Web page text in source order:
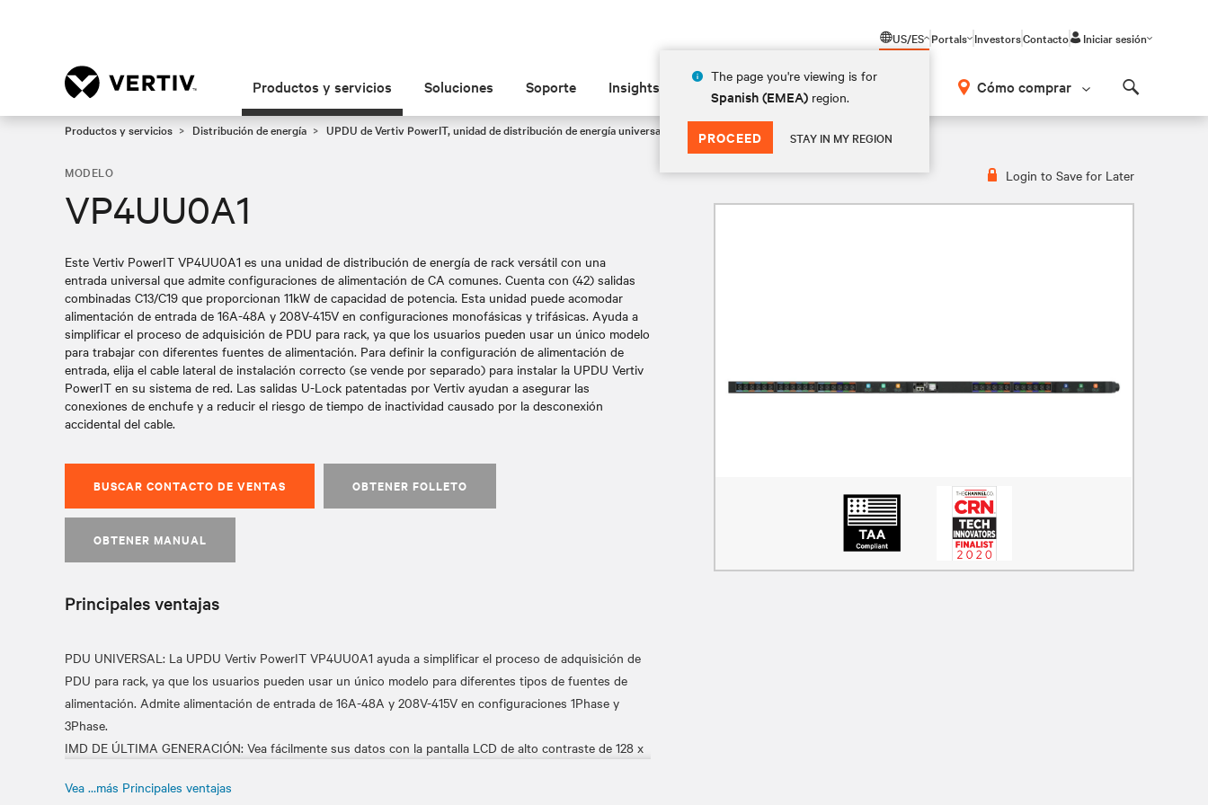
US/ES
The page you're viewing is for
Spanish (EMEA) region.
PROCEED STAY IN MY REGION
Portals InvestorsContacto Iniciar sesión
Productos y servicios Soluciones Soporte Insights Acerca de las Cómo comprar
Productos y servicios Distribución de energía UPDU de Vertiv PowerIT, unidad de distribución de energía universal
Login to Save for Later
MODELO
VP4UU0A1
Este Vertiv PowerIT VP4UU0A1 es una unidad de distribución de energía de rack versátil con una
entrada universal que admite configuraciones de alimentación de CA comunes. Cuenta con (42) salidas
combinadas C13/C19 que proporcionan 11kW de capacidad de potencia. Esta unidad puede acomodar
alimentación de entrada de 16A-48A y 208V-415V en configuraciones monofásicas y trifásicas. Ayuda a
simplificar el proceso de adquisición de PDU para rack, ya que los usuarios pueden usar un único modelo
para trabajar con diferentes fuentes de alimentación. Para definir la configuración de alimentación de
entrada, elija el cable lateral de instalación correcto (se vende por separado) para instalar la UPDU Vertiv
PowerIT en su sistema de red. Las salidas U-Lock patentadas por Vertiv ayudan a asegurar las
conexiones de enchufe y a reducir el riesgo de tiempo de inactividad causado por la desconexión
accidental del cable.
BUSCAR CONTACTO DE VENTAS OBTENER FOLLETO
OBTENER MANUAL
Principales ventajas
PDU UNIVERSAL: La UPDU Vertiv PowerIT VP4UU0A1 ayuda a simplificar el proceso de adquisición de
PDU para rack, ya que los usuarios pueden usar un único modelo para diferentes tipos de fuentes de
alimentación. Admite alimentación de entrada de 16A-48A y 208V-415V en configuraciones 1Phase y
3Phase.
IMD DE ÚLTIMA GENERACIÓN: Vea fácilmente sus datos con la pantalla LCD de alto contraste de 128 x
instalación horizontal o vertical.
Vea …más Principales ventajas